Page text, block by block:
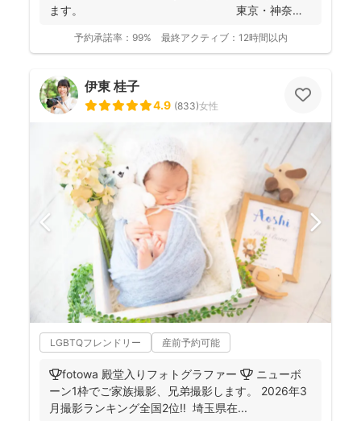
ます。 東京・神奈
予約承諾率： 99% 最終アクティブ： 12時間以内
伊東 桂子
4.9 (833)女性
LGBTQフレンドリー 産前予約可能
🏆fotowa 殿堂入りフォトグラファー 🏆 ニューボ
ーン1枠でご家族撮影、兄弟撮影します。 2026年3
月撮影ランキング全国2位‼️ 埼玉県在...